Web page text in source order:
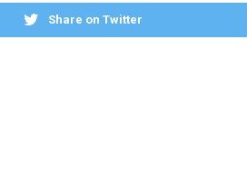
Share on Twitter